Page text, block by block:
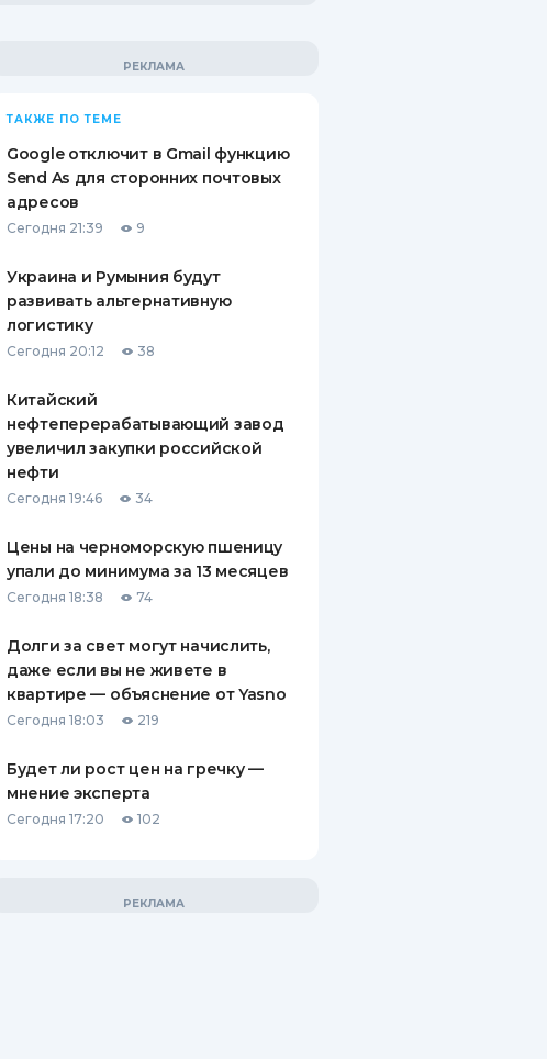
ТАКЖЕ ПО ТЕМЕ
Google отключит в Gmail функцию
Send As для сторонних почтовых
адресов
Сегодня 21:39 9
Украина и Румыния будут
развивать альтернативную
логистику
Сегодня 20:12 38
Китайский
нефтеперерабатывающий завод
увеличил закупки российской
нефти
Сегодня 19:46 34
Цены на черноморскую пшеницу
упали до минимума за 13 месяцев
Сегодня 18:38 74
Долги за свет могут начислить,
даже если вы не живете в
квартире — объяснение от Yasno
Сегодня 18:03 219
Будет ли рост цен на гречку —
мнение эксперта
Сегодня 17:20 102